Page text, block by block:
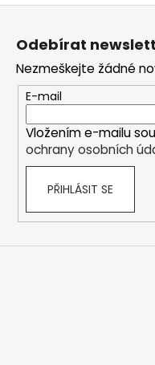
Z
Odebírat
Nezmeškejte žádné
E-mail
Vložením e-mailu
ochrany osobních
PŘIHLÁSIT SE